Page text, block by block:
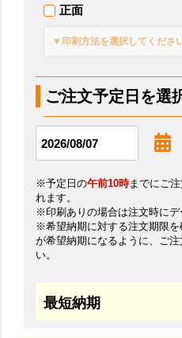
正面
▼印刷方法を選択してくださ
ご注文予定日を選
※予定日の午前10時までにご
れます。
※印刷ありの場合は注文時にデ
※希望納期に対する注文期限
が希望納期になるように、ご
い。
最短納期